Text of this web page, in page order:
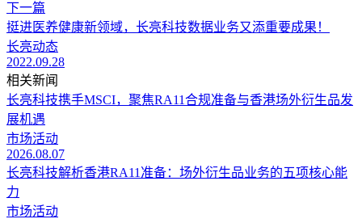
下一篇
挺进医养健康新领域，长亮科技数据业务又添重要成果！
长亮动态
2022.09.28
相关新闻
长亮科技携手MSCI，聚焦RA11合规准备与香港场外衍生品发
展机遇
市场活动
2026.08.07
长亮科技解析香港RA11准备：场外衍生品业务的五项核心能
力
市场活动